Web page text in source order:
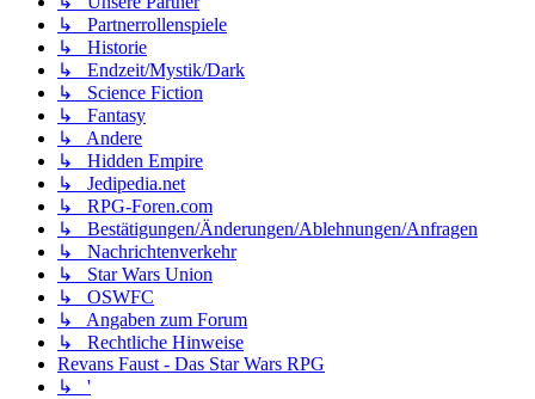
↳ Partnerrollenspiele
↳ Historie
↳ Endzeit/Mystik/Dark
↳ Science Fiction
↳ Fantasy
↳ Andere
↳ Hidden Empire
↳ Jedipedia.net
↳ RPG-Foren.com
↳ Bestätigungen/Änderungen/Ablehnungen/Anfragen
↳ Nachrichtenverkehr
↳ Star Wars Union
↳ OSWFC
↳ Angaben zum Forum
↳ Rechtliche Hinweise
Revans Faust - Das Star Wars RPG
↳ '